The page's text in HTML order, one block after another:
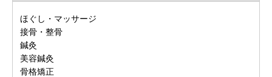
ほぐし・マッサージ
接骨・整骨
鍼灸
美容鍼灸
骨格矯正